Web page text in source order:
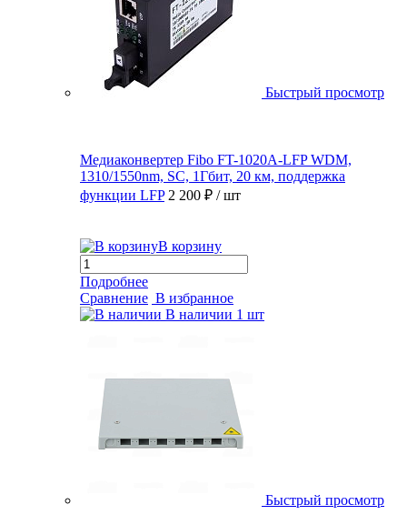
Быстрый просмотр
Медиаконвертер Fibo FT-1020A-LFP WDM,
1310/1550nm, SC, 1Гбит, 20 км, поддержка
функции LFP 2 200 ₽ / шт
В корзину
Подробнее
Сравнение В избранное
В наличии 1 шт
Быстрый просмотр